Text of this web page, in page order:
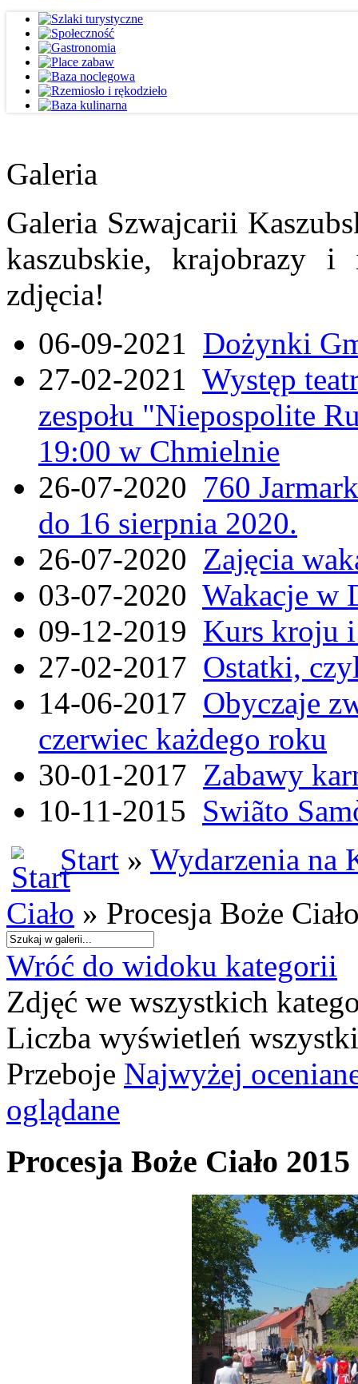
Galeria
Galeria Szwajcarii
kaszubskie, krajobrazy
zdjęcia!
06-09-2021 Dożynki
27-02-2021 Występ
zespołu "Niepospolite
19:00 w Chmielnie
26-07-2020 760
do 16 sierpnia 2020.
26-07-2020 Zajęcia
03-07-2020 Wakacje w
09-12-2019 Kurs kroju i
27-02-2017 Ostatki,
14-06-2017 Obyczaje
czerwiec każdego roku
30-01-2017 Zabawy
10-11-2015 Swiãto
Start » Wydarzenia na
Ciało » Procesja Boże
Wróć do widoku kategorii
Zdjęć we wszystkich
Liczba wyświetleń
Przeboje Najwyżej
oglądane
Procesja Boże Ciało